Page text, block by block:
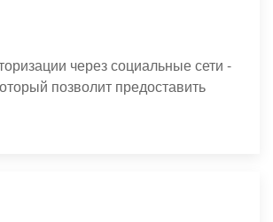
через социальные сети -
позволит предоставить